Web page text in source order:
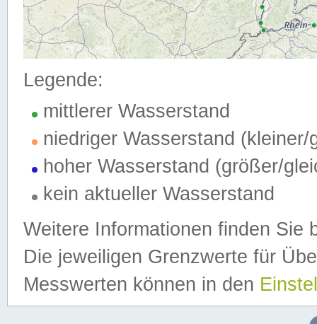
Legende:
mittlerer Wasserstand
niedriger Wasserstand (kleiner/
hoher Wasserstand (größer/
kein aktueller Wasserstand
Weitere Informationen finden Sie
Die jeweiligen Grenzwerte für
Messwerten können in den